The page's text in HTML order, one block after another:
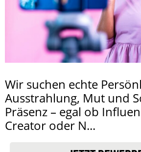
Wir suchen echte
Ausstrahlung, Mut und
Präsenz – egal ob
Creator oder N...